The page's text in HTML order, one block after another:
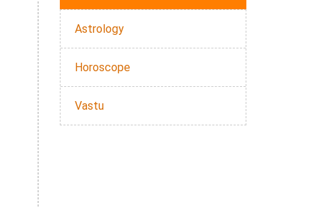
Astrology
Horoscope
Vastu